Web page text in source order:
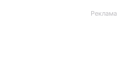
Реклама